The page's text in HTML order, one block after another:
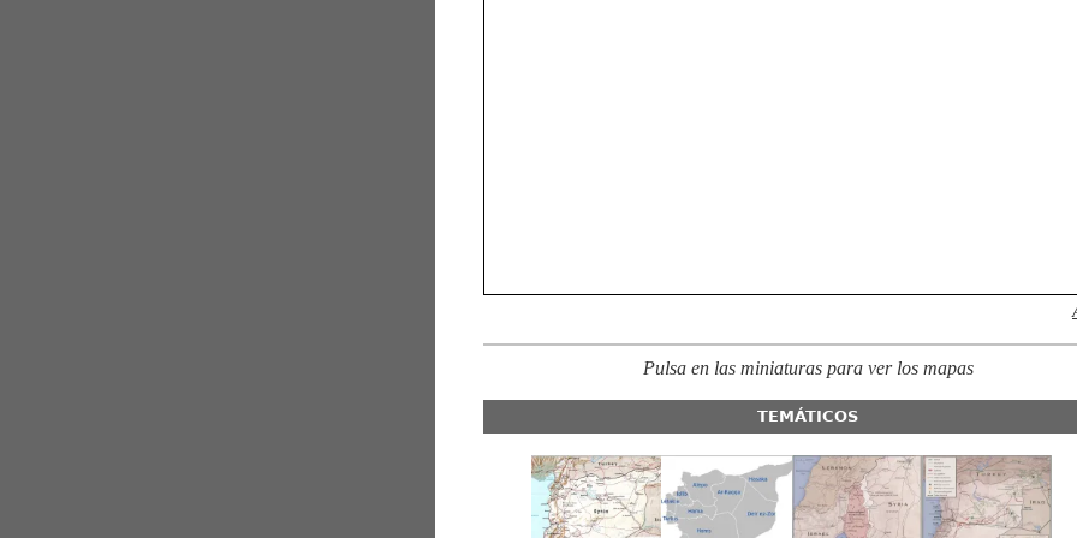
Pulsa en las miniaturas para ver los mapas
TEMÁTICOS